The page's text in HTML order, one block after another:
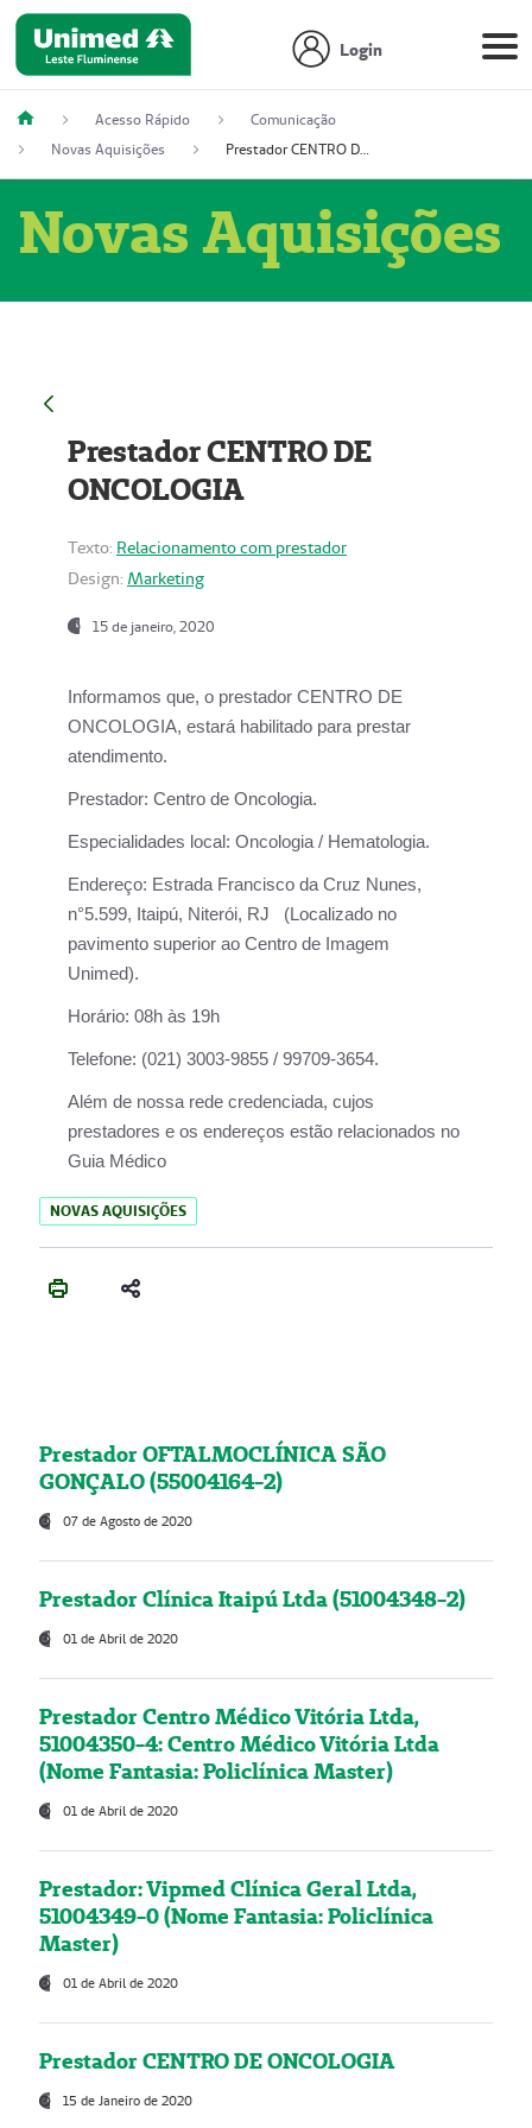
Login
Acesso Rápido
Comunicação
Novas Aquisições
Prestador CENTRO DE ONCOLOGIA
Novas Aquisições
Prestador CENTRO DE
ONCOLOGIA
Texto: Relacionamento com prestador
Design: Marketing
15 de janeiro, 2020
Informamos que, o prestador CENTRO DE
ONCOLOGIA, estará habilitado para prestar
atendimento.
Prestador: Centro de Oncologia.
Especialidades local: Oncologia / Hematologia.
Endereço: Estrada Francisco da Cruz Nunes,
n°5.599, Itaipú, Niterói, RJ (Localizado no
pavimento superior ao Centro de Imagem
Unimed).
Horário: 08h às 19h
Telefone: (021) 3003-9855 / 99709-3654.
Além de nossa rede credenciada, cujos
prestadores e os endereços estão relacionados no
Guia Médico
NOVAS AQUISIÇÕES
Prestador OFTALMOCLÍNICA SÃO
GONÇALO (55004164-2)
07 de Agosto de 2020
Prestador Clínica Itaipú Ltda (51004348-2)
01 de Abril de 2020
Prestador Centro Médico Vitória Ltda,
51004350-4: Centro Médico Vitória Ltda
(Nome Fantasia: Policlínica Master)
01 de Abril de 2020
Prestador: Vipmed Clínica Geral Ltda,
51004349-0 (Nome Fantasia: Policlínica
Master)
01 de Abril de 2020
Prestador CENTRO DE ONCOLOGIA
15 de Janeiro de 2020